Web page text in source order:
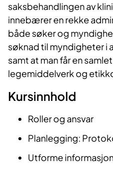
saksbehandlingen av
innebærer en rekke
både søker og
søknad til myndigheter i
samt at man får en
legemiddelverk og
Kursinnhold
Roller og ansvar
Planlegging:
Utforme